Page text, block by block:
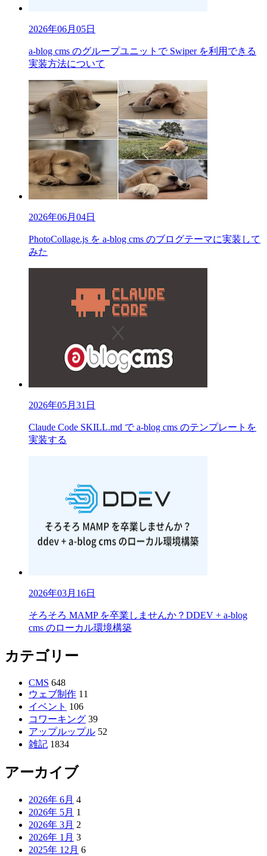
2026年06月05日
a-blog cms のグループユニットで Swiper を利用できる
実装方法について
2026年06月04日
PhotoCollage.js を a-blog cms のブログテーマに実装して
みた
2026年05月31日
Claude Code SKILL.md で a-blog cms のテンプレートを
実装する
2026年03月16日
そろそろ MAMP を卒業しませんか？DDEV + a-blog
cms のローカル環境構築
カテゴリー
CMS 648
ウェブ制作 11
イベント 106
コワーキング 39
アップルップル 52
雑記 1834
アーカイブ
2026年 6月 4
2026年 5月 1
2026年 3月 2
2026年 1月 3
2025年 12月 6